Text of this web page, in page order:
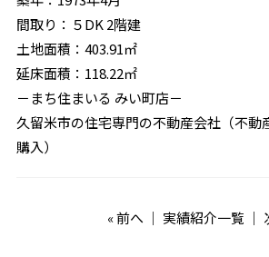
間取り：５DK 2階建
土地面積：403.91㎡
延床面積：118.22㎡
－まち住まいる みい町店－
久留米市の住宅専門の不動産会社（不動
購入）
«前へ ｜ 実績紹介一覧 ｜